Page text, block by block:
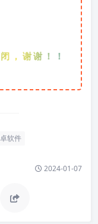
谢谢！！！
软件
2024-01-07